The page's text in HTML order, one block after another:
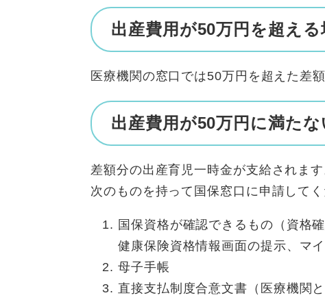
出産費用が50万円を超える
医療機関の窓口では50万円を超えた差
出産費用が50万円に満たな
差額分の出産育児一時金が支給されます
次のものを持って国保窓口に申請してく
国保資格が確認できるもの（資格
健康保険資格情報画面の提示、マイ
母子手帳
直接支払制度合意文書（医療機関